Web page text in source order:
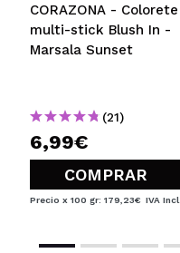
CORAZONA - Colorete
multi-stick Blush In -
Marsala Sunset
(21)
6,99€
COMPRAR
Precio x 100 gr: 179,23€ IVA Incl.